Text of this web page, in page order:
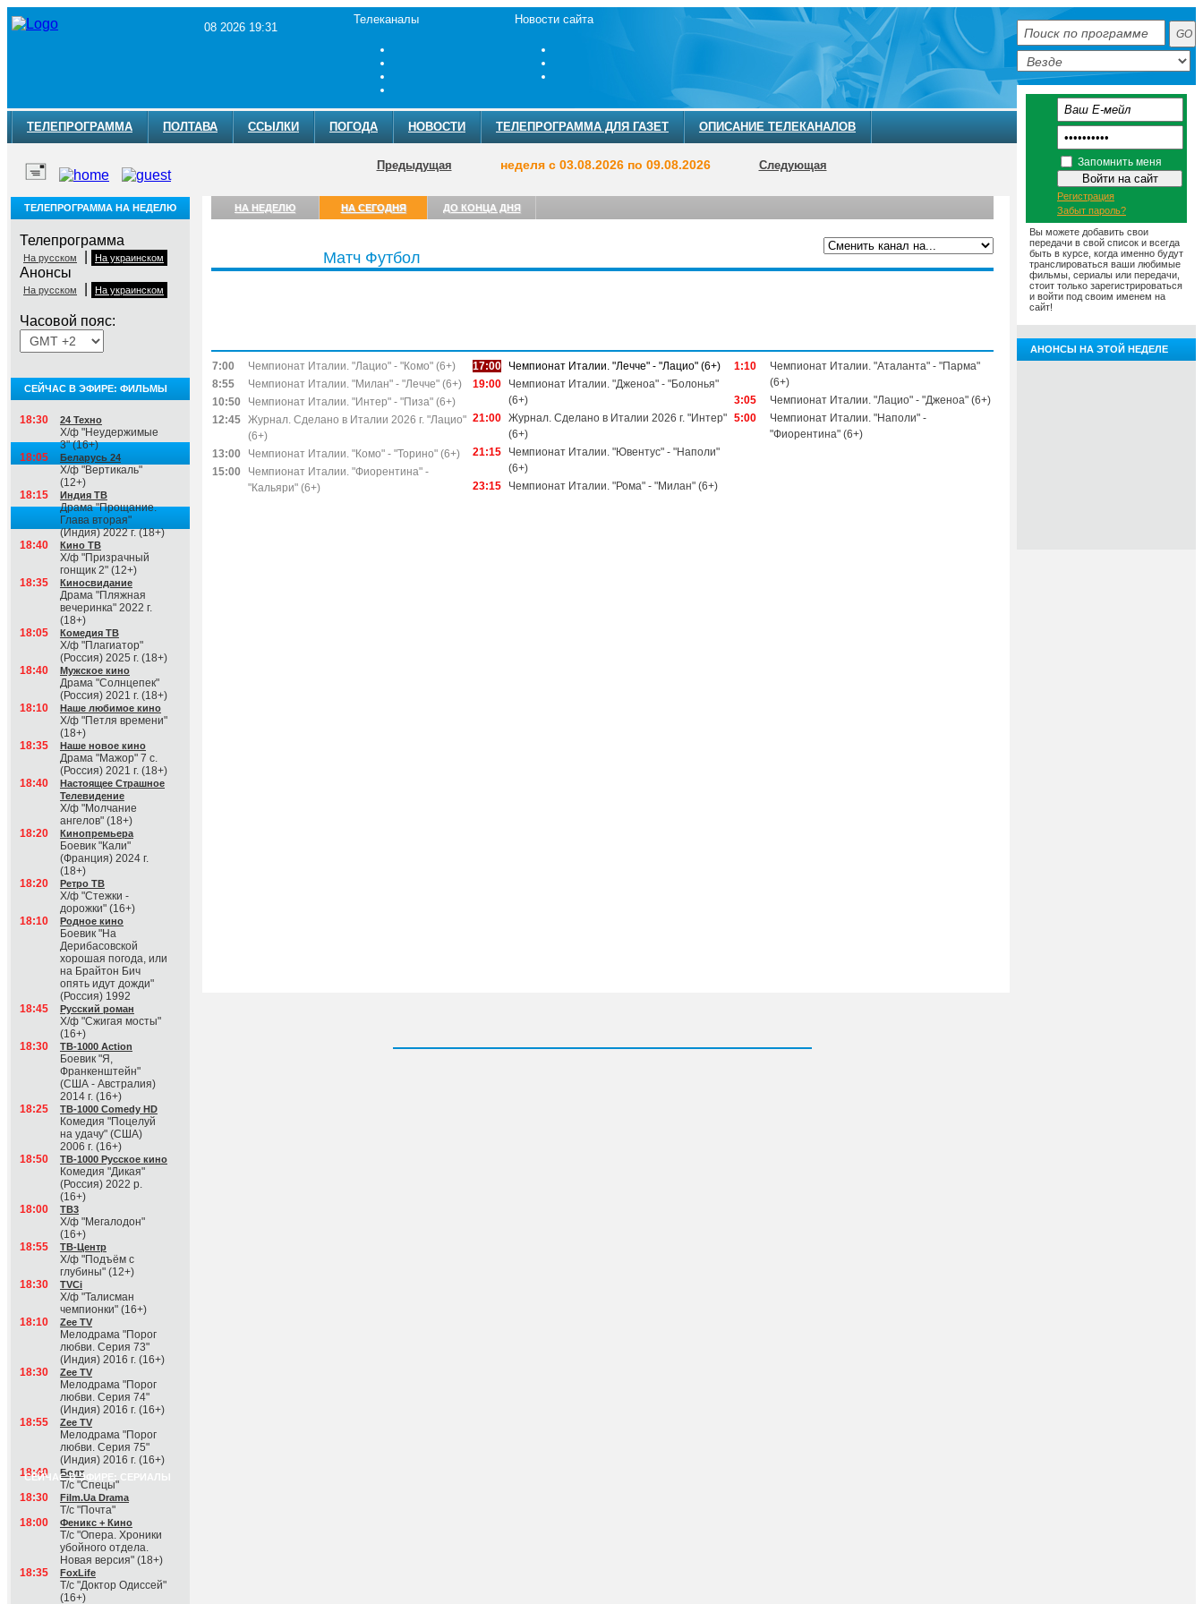
08 2026 19:31
Телеканалы Новости сайта
ТЕЛЕПРОГРАММА ПОЛТАВА ССЫЛКИ ПОГОДА НОВОСТИ ТЕЛЕПРОГРАММА ДЛЯ ГАЗЕТ ОПИСАНИЕ ТЕЛЕКАНАЛОВ
Предыдущая неделя с 03.08.2026 по 09.08.2026 Следующая
ТЕЛЕПРОГРАММА НА НЕДЕЛЮ
Телепрограмма
На русском На украинском
Анонсы
На русском На украинском
Часовой пояс:
СЕЙЧАС В ЭФИРЕ: ФИЛЬМЫ
18:30 24 Техно
Х/ф "Неудержимые
3" (16+)
18:05
Беларусь 24
Х/ф "Вертикаль"
(12+)
18:15
Индия ТВ
Драма "Прощание.
Глава вторая"
(Индия) 2022 г. (18+)
18:40
Кино ТВ
Х/ф "Призрачный
гонщик 2" (12+)
18:35
Киносвидание
Драма "Пляжная
вечеринка" 2022 г.
(18+)
18:05
Комедия ТВ
Х/ф "Плагиатор"
(Россия) 2025 г. (18+)
18:40
Мужское кино
Драма "Солнцепек"
(Россия) 2021 г. (18+)
18:10
Наше любимое кино
Х/ф "Петля времени"
(18+)
18:35
Наше новое кино
Драма "Мажор" 7 с.
(Россия) 2021 г. (18+)
18:40
Настоящее Страшное
Телевидение
Х/ф "Молчание
ангелов" (18+)
18:20
Кинопремьера
Боевик "Кали"
(Франция) 2024 г.
(18+)
18:20
Ретро ТВ
Х/ф "Стежки -
дорожки" (16+)
18:10
Родное кино
Боевик "На
Дерибасовской
хорошая погода, или
на Брайтон Бич
опять идут дожди"
(Россия) 1992
18:45
Русский роман
Х/ф "Сжигая мосты"
(16+)
18:30
ТВ-1000 Action
Боевик "Я,
Франкенштейн"
(США - Австралия)
2014 г. (16+)
18:25
ТВ-1000 Comedy HD
Комедия "Поцелуй
на удачу" (США)
2006 г. (16+)
18:50
ТВ-1000 Русское кино
Комедия "Дикая"
(Россия) 2022 р.
(16+)
18:00
ТВ3
Х/ф "Мегалодон"
(16+)
18:55
ТВ-Центр
Х/ф "Подъём с
глубины" (12+)
18:30
TVCi
Х/ф "Талисман
чемпионки" (16+)
18:10
Zee TV
Мелодрама "Порог
любви. Серия 73"
(Индия) 2016 г. (16+)
18:30
Zee TV
Мелодрама "Порог
любви. Серия 74"
(Индия) 2016 г. (16+)
18:55
Zee TV
Мелодрама "Порог
любви. Серия 75"
(Индия) 2016 г. (16+)
СЕЙЧАС В ЭФИРЕ: СЕРИАЛЫ
18:40 Болт
Т/с "Спецы"
18:30
Film.Ua Drama
Т/с "Почта"
18:00
Феникс + Кино
Т/с "Опера. Хроники
убойного отдела.
Новая версия" (18+)
18:35
FoxLife
Т/с "Доктор Одиссей"
(16+)
НА НЕДЕЛЮ НА СЕГОДНЯ ДО КОНЦА ДНЯ
Матч Футбол
7:00
Чемпионат Италии. "Лацио" - "Комо" (6+)
8:55
Чемпионат Италии. "Милан" - "Лечче" (6+)
10:50
Чемпионат Италии. "Интер" - "Пиза" (6+)
12:45 Журнал. Сделано в Италии 2026 г. "Лацио"
(6+)
13:00
Чемпионат Италии. "Комо" - "Торино" (6+)
15:00
Чемпионат Италии. "Фиорентина" -
"Кальяри" (6+)
17:00
Чемпионат Италии. "Лечче" - "Лацио" (6+)
19:00
Чемпионат Италии. "Дженоа" - "Болонья"
(6+)
21:00 Журнал. Сделано в Италии 2026 г. "Интер"
(6+)
21:15
Чемпионат Италии. "Ювентус" - "Наполи"
(6+)
23:15
Чемпионат Италии. "Рома" - "Милан" (6+)
1:10
Чемпионат Италии. "Аталанта" - "Парма"
(6+)
3:05
Чемпионат Италии. "Лацио" - "Дженоа" (6+)
5:00
Чемпионат Италии. "Наполи" -
"Фиорентина" (6+)
Запомнить меня
Регистрация
Забыт пароль?
Вы можете добавить свои
передачи в свой список и всегда
быть в курсе, когда именно будут
транслироваться ваши любимые
фильмы, сериалы или передачи,
стоит только зарегистрироваться
и войти под своим именем на
сайт!
АНОНСЫ НА ЭТОЙ НЕДЕЛЕ